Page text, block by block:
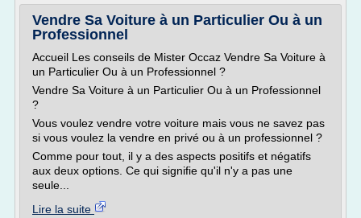
Vendre Sa Voiture à un Particulier Ou à un
Professionnel
Accueil Les conseils de Mister Occaz Vendre Sa Voiture à
un Particulier Ou à un Professionnel ?
Vendre Sa Voiture à un Particulier Ou à un Professionnel
?
Vous voulez vendre votre voiture mais vous ne savez pas
si vous voulez la vendre en privé ou à un professionnel ?
Comme pour tout, il y a des aspects positifs et négatifs
aux deux options. Ce qui signifie qu'il n'y a pas une
seule...
Lire la suite